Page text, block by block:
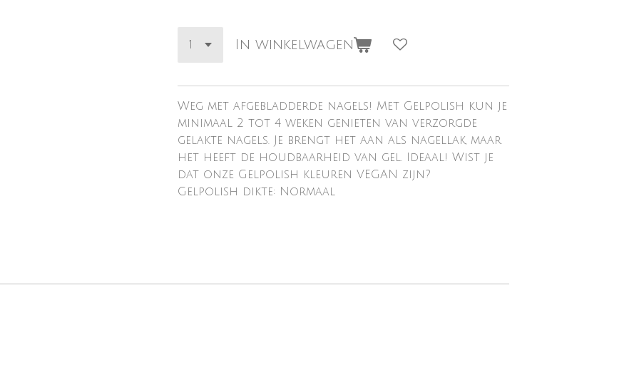
In winkelwagen
Weg met afgebladderde nagels! Met Gelpolish kun je
minimaal 2 tot 4 weken genieten van verzorgde
gelakte nagels. Je brengt het aan als nagellak, maar
het heeft de houdbaarheid van gel. Ideaal! Wist je
dat onze Gelpolish kleuren VEGAN zijn?
Gelpolish dikte: Normaal